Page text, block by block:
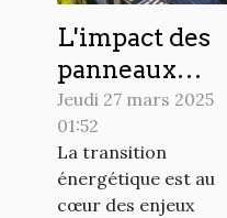
L'impact des
panneaux
solaires sur la
valeur
immobilière
des maisons
Jeudi 27 mars 2025
01:52
La transition
énergétique est au
cœur des enjeux